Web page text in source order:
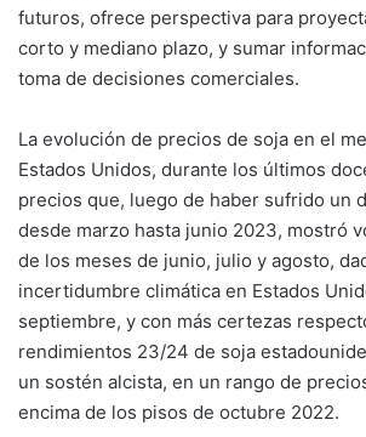
futuros, ofrece perspectiva para
corto y mediano plazo, y sumar
toma de decisiones comerciales.
La evolución de precios de soja en el
Estados Unidos, durante los últimos
precios que, luego de haber sufrido un
desde marzo hasta junio 2023, mostró
de los meses de junio, julio y agosto,
incertidumbre climática en Estados
septiembre, y con más certezas
rendimientos 23/24 de soja
un sostén alcista, en un rango de
encima de los pisos de octubre 2022.